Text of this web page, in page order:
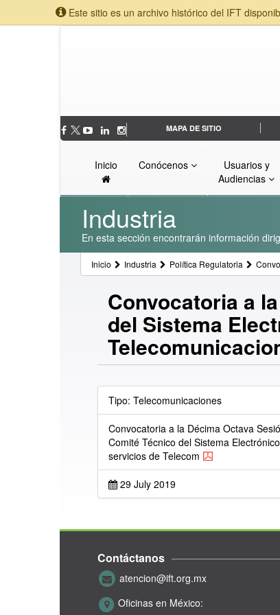
Este sitio es un archivo histórico del IFT
MAPA DE SITIO
Inicio Conócenos
Usuarios y
Audiencias
Industria
En esta sección encontrarán información
Inicio Industria Política Regulatoria
Convocatoria a
del Sistema
Tipo: Telecomunicaciones
Convocatoria a la Décima Octava
Comité Técnico del Sistema
servicios de Telecom
29 July 2019
Contáctanos
atencion@ift.org.mx
Oficinas en México: